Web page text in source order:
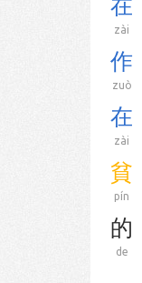
在
zài
作
zuò
在
zài
貧
pín
的
de